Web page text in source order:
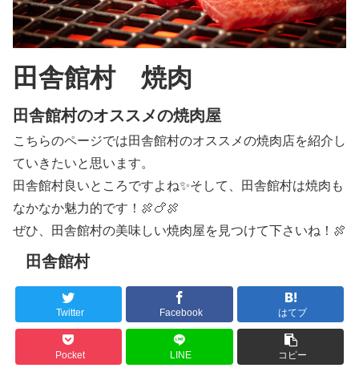
田舎館村 焼肉
田舎館村のオススメの焼肉屋
こちらのページでは田舎館村のオススメの焼肉店を紹介し
ていきたいと思います。
田舎館村良いところですよね✨そして、田舎館村は焼肉も
なかなか魅力的です！🍖🍗🍖
ぜひ、田舎館村の美味しい焼肉屋を見つけて下さいね！🍖
田舎館村
Twitter Facebook はてブ
Pocket LINE コピー